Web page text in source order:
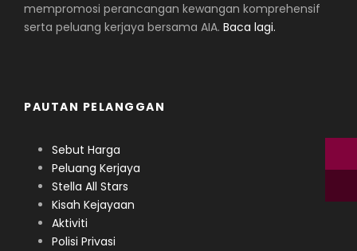
mempromosi perancangan kewangan komprehensif
serta peluang kerjaya bersama AIA. Baca lagi.
PAUTAN PELANGGAN
Sebut Harga
Peluang Kerjaya
Stella All Stars
Kisah Kejayaan
Aktiviti
Polisi Privasi